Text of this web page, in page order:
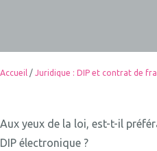
Accueil / Juridique : DIP et contrat de
Aux yeux de la loi, est-t-il
DIP électronique ?